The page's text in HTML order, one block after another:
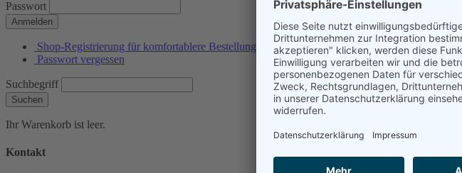
Passwort
Anmelden
Shop-Registrierung für komfortablere Bestellungen
Passwort vergessen
Suchbegriff
Suchen
Ihr Warenkorb ist leer.
Kontakt